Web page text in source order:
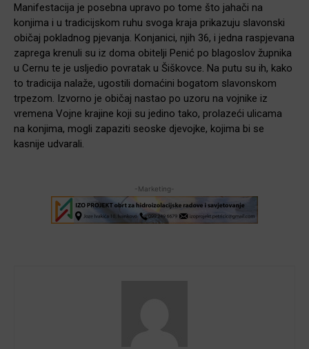
Manifestacija je posebna upravo po tome što jahači na
konjima i u tradicijskom ruhu svoga kraja prikazuju slavonski
običaj pokladnog pjevanja. Konjanici, njih 36, i jedna raspjevana
zaprega krenuli su iz doma obitelji Penić po blagoslov župnika
u Cernu te je usljedio povratak u Šiškovce. Na putu su ih, kako
to tradicija nalaže, ugostili domaćini bogatom slavonskom
trpezom. Izvorno je običaj nastao po uzoru na vojnike iz
vremena Vojne krajine koji su jedino tako, prolazeći ulicama
na konjima, mogli zapaziti seoske djevojke, kojima bi se
kasnije udvarali.
-Marketing-